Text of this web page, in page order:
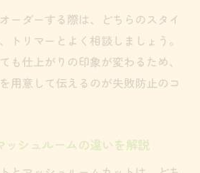
ーダーする際は、どちらのスタイ
トリマーとよく相談しましょう。
も仕上がりの印象が変わるため、
用意して伝えるのが失敗防止のコ
ッシュルームの違いを解説